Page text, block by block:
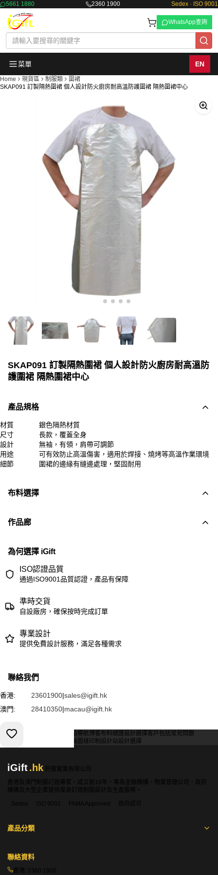
5661 1880 2360 1900 Sedex · ISO 9001
WhatsApp查詢
菜單 EN
Home 現貨區 制服類
圍裙
SKAP091 訂製隔熱圍裙 個人設計防火廚房耐高溫防護圍裙 隔熱圍裙中心
SKAP091 訂製隔熱圍裙 個人設計防火廚房耐高溫防
護圍裙 隔熱圍裙中心
產品規格
材質
銀色隔熱材質
尺寸
長款，覆蓋全身
設計
無袖，有領，肩帶可調節
用途
可有效防止高溫傷害，適用於焊接、燒烤等高溫作業環境
細節
圍裙的邊緣有縫邊處理，堅固耐用
布料選擇
作品廊
為何選擇 iGift
ISO認證品質
通過ISO9001品質認證，產品有保障
準時交貨
自設廠房，確保按時完成訂單
專業設計
提供免費設計服務，滿足各種需求
聯絡我們
香港: 23601900|sales@igift.hk
澳門:
28410350|macau@igift.hk
服務條款 網站導航博客布料總匯設計選擇客戶包括常見問題
輔料包裝 圖樣印制 設計站設計選擇
iGift.hk
軒龍實業有限公司
香港及澳門制服訂造專家，成立逾18年，專為金融機構、物業管理公司、政府
機構及大型企業提供度身訂造制服設計及生產服務。
Sedex
ISO 9001 FAMA Approved 政府認可
產品分類
聯絡資料
香港: 2360 1900